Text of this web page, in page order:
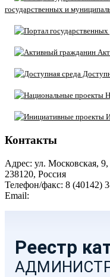
государственных и
Контакты
Адрес: ул. Московская,
238120, Россия
Телефон/факс: 8 (40142)
Email: